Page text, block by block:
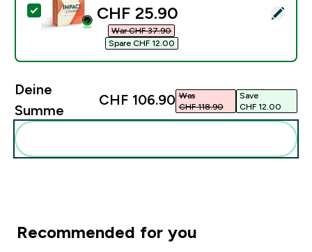
Dieses Produkt ausw�hlen - Kreatin Monohydrat -
discounted price
CHF 25.90‎
War CHF 37.90‎
Spare CHF 12.00‎
Deine
Summe
CHF 106.90‎ Was
CHF 118.90‎
Save
CHF 12.00‎
Recommended for you